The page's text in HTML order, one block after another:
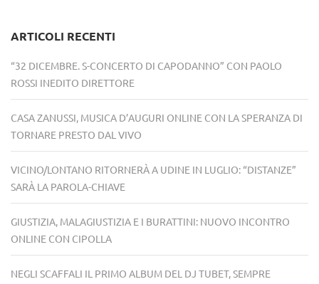
ARTICOLI RECENTI
“32 DICEMBRE. S-CONCERTO DI CAPODANNO” CON PAOLO
ROSSI INEDITO DIRETTORE
CASA ZANUSSI, MUSICA D’AUGURI ONLINE CON LA SPERANZA DI
TORNARE PRESTO DAL VIVO
VICINO/LONTANO RITORNERÀ A UDINE IN LUGLIO: “DISTANZE”
SARÀ LA PAROLA-CHIAVE
GIUSTIZIA, MALAGIUSTIZIA E I BURATTINI: NUOVO INCONTRO
ONLINE CON CIPOLLA
NEGLI SCAFFALI IL PRIMO ALBUM DEL DJ TUBET, SEMPRE